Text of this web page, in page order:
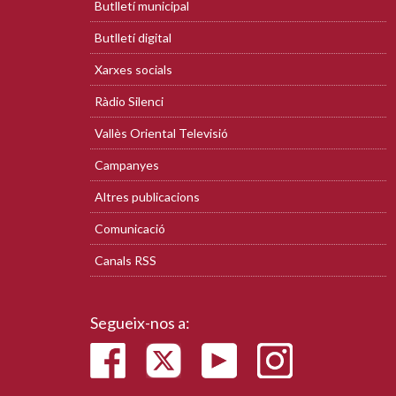
Butlletí municipal
Butlletí digital
Xarxes socials
Ràdio Silenci
Vallès Oriental Televisió
Campanyes
Altres publicacions
Comunicació
Canals RSS
Segueix-nos a: